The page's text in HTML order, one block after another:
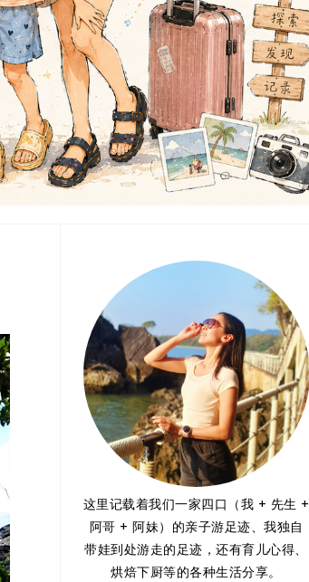
这里记载着我们一家四口（我 + 先生 +
阿哥 + 阿妹）的亲子游足迹、我独自
带娃到处游走的足迹，还有育儿心得、
烘焙下厨等的各种生活分享。